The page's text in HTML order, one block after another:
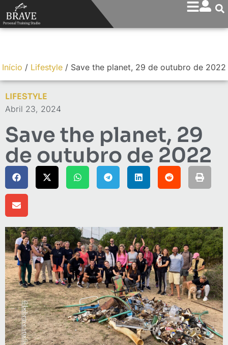
Início / Lifestyle / Save the planet, 29 de outubro de 2022
LIFESTYLE
Abril 23, 2024
Save the planet, 29
de outubro de 2022